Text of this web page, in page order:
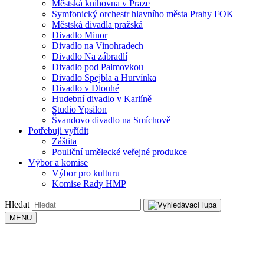
Městská knihovna v Praze
Symfonický orchestr hlavního města Prahy FOK
Městská divadla pražská
Divadlo Minor
Divadlo na Vinohradech
Divadlo Na zábradlí
Divadlo pod Palmovkou
Divadlo Spejbla a Hurvínka
Divadlo v Dlouhé
Hudební divadlo v Karlíně
Studio Ypsilon
Švandovo divadlo na Smíchově
Potřebuji vyřídit
Záštita
Pouliční umělecké veřejné produkce
Výbor a komise
Výbor pro kulturu
Komise Rady HMP
Hledat
MENU